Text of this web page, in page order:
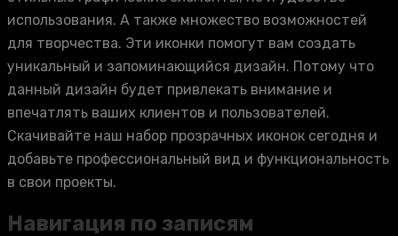
использования. А также множество возможностей
для творчества. Эти иконки помогут вам создать
уникальный и запоминающийся дизайн. Потому что
данный дизайн будет привлекать внимание и
впечатлять ваших клиентов и пользователей.
Скачивайте наш набор прозрачных иконок сегодня и
добавьте профессиональный вид и функциональность
в свои проекты.
Навигация по записям